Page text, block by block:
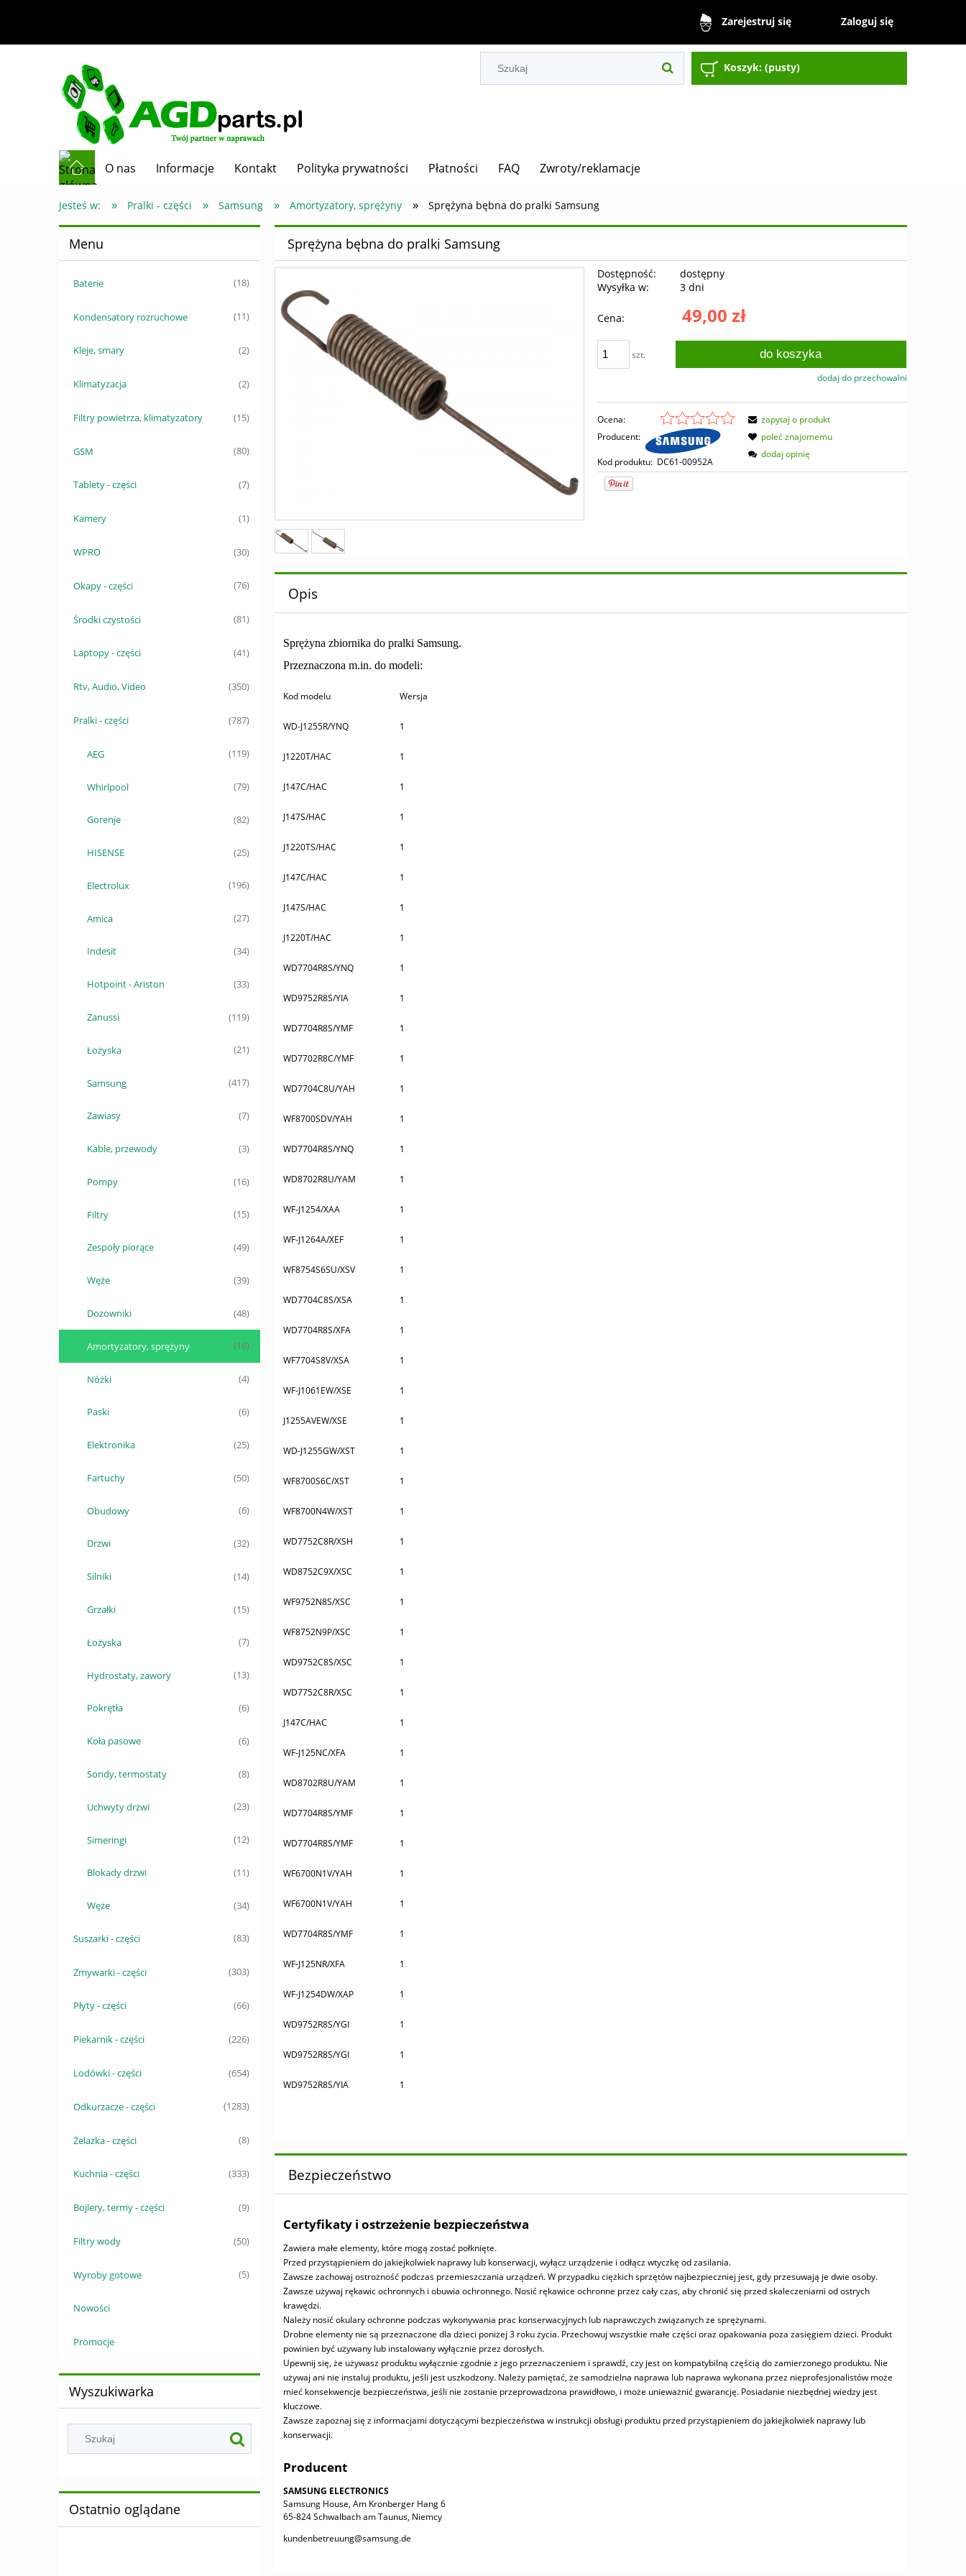
Zarejestruj się Zaloguj się
Koszyk: (pusty)
O nas Informacje Kontakt Polityka prywatności Płatności FAQ Zwroty/reklamacje
Jesteś w: » Pralki - części » Samsung » Amortyzatory, sprężyny » Sprężyna bębna do pralki Samsung
Menu
Baterie (18)
Kondensatory rozruchowe (11)
Kleje, smary (2)
Klimatyzacja (2)
Filtry powietrza, klimatyzatory (15)
GSM (80)
Tablety - części (7)
Kamery (1)
WPRO (30)
Okapy - części (76)
Środki czystości (81)
Laptopy - części (41)
Rtv, Audio, Video (350)
Pralki - części (787)
AEG (119)
Whirlpool (79)
Gorenje (82)
HISENSE (25)
Electrolux (196)
Amica (27)
Indesit (34)
Hotpoint - Ariston (33)
Zanussi (119)
Łożyska (21)
Samsung (417)
Zawiasy (7)
Kable, przewody (3)
Pompy (16)
Filtry (15)
Zespoły piorące (49)
Węże (39)
Dozowniki (48)
Amortyzatory, sprężyny (16)
Nóżki (4)
Paski (6)
Elektronika (25)
Fartuchy (50)
Obudowy (6)
Drzwi (32)
Silniki (14)
Grzałki (15)
Łożyska (7)
Hydrostaty, zawory (13)
Pokrętła (6)
Koła pasowe (6)
Sondy, termostaty (8)
Uchwyty drzwi (23)
Simeringi (12)
Blokady drzwi (11)
Węże (34)
Suszarki - części (83)
Zmywarki - części (303)
Płyty - części (66)
Piekarnik - części (226)
Lodówki - części (654)
Odkurzacze - części (1283)
Żelazka - części (8)
Kuchnia - części (333)
Bojlery, termy - części (9)
Filtry wody (50)
Wyroby gotowe (5)
Nowości
Promocje
Wyszukiwarka
Ostatnio oglądane
Sprężyna bębna do pralki Samsung
Dostępność:
dostępny
Wysyłka w:
3 dni
Cena: 49,00 zł
szt. do koszyka
dodaj do przechowalni
Ocena:
Producent:
Kod produktu: DC61-00952A
zapytaj o produkt
poleć znajomemu
dodaj opinię
Opis
Sprężyna zbiornika do pralki Samsung.
Przeznaczona m.in. do modeli:
Kod modelu Wersja
WD-J1255R/YNQ 1
J1220T/HAC 1
J147C/HAC 1
J147S/HAC 1
J1220TS/HAC 1
J147C/HAC 1
J147S/HAC 1
J1220T/HAC 1
WD7704R8S/YNQ 1
WD9752R8S/YIA 1
WD7704R8S/YMF 1
WD7702R8C/YMF 1
WD7704C8U/YAH 1
WF8700SDV/YAH 1
WD7704R8S/YNQ 1
WD8702R8U/YAM 1
WF-J1254/XAA 1
WF-J1264A/XEF 1
WF8754S6SU/XSV 1
WD7704C8S/XSA 1
WD7704R8S/XFA 1
WF7704S8V/XSA 1
WF-J1061EW/XSE 1
J1255AVEW/XSE 1
WD-J1255GW/XST 1
WF8700S6C/XST 1
WF8700N4W/XST 1
WD7752C8R/XSH 1
WD8752C9X/XSC 1
WF9752N8S/XSC 1
WF8752N9P/XSC 1
WD9752C8S/XSC 1
WD7752C8R/XSC 1
J147C/HAC 1
WF-J125NC/XFA 1
WD8702R8U/YAM 1
WD7704R8S/YMF 1
WD7704R8S/YMF 1
WF6700N1V/YAH 1
WF6700N1V/YAH 1
WD7704R8S/YMF 1
WF-J125NR/XFA 1
WF-J1254DW/XAP 1
WD9752R8S/YGI 1
WD9752R8S/YGI 1
WD9752R8S/YIA 1
Bezpieczeństwo
Certyfikaty i ostrzeżenie bezpieczeństwa
Zawiera małe elementy, które mogą zostać połknięte.
Przed przystąpieniem do jakiejkolwiek naprawy lub konserwacji, wyłącz urządzenie i odłącz wtyczkę od zasilania.
Zawsze zachowaj ostrożność podczas przemieszczania urządzeń. W przypadku ciężkich sprzętów najbezpieczniej jest, gdy przesuwają je dwie osoby.
Zawsze używaj rękawic ochronnych i obuwia ochronnego. Nosić rękawice ochronne przez cały czas, aby chronić się przed skaleczeniami od ostrych
krawędzi.
Należy nosić okulary ochronne podczas wykonywania prac konserwacyjnych lub naprawczych związanych ze sprężynami.
Drobne elementy nie są przeznaczone dla dzieci poniżej 3 roku życia. Przechowuj wszystkie małe części oraz opakowania poza zasięgiem dzieci. Produkt
powinien być używany lub instalowany wyłącznie przez dorosłych.
Upewnij się, że używasz produktu wyłącznie zgodnie z jego przeznaczeniem i sprawdź, czy jest on kompatybilną częścią do zamierzonego produktu. Nie
używaj ani nie instaluj produktu, jeśli jest uszkodzony. Należy pamiętać, że samodzielna naprawa lub naprawa wykonana przez nieprofesjonalistów może
mieć konsekwencje bezpieczeństwa, jeśli nie zostanie przeprowadzona prawidłowo, i może unieważnić gwarancję. Posiadanie niezbędnej wiedzy jest
kluczowe.
Zawsze zapoznaj się z informacjami dotyczącymi bezpieczeństwa w instrukcji obsługi produktu przed przystąpieniem do jakiejkolwiek naprawy lub
konserwacji.
Producent
SAMSUNG ELECTRONICS
Samsung House, Am Kronberger Hang 6
65-824 Schwalbach am Taunus, Niemcy
kundenbetreuung@samsung.de